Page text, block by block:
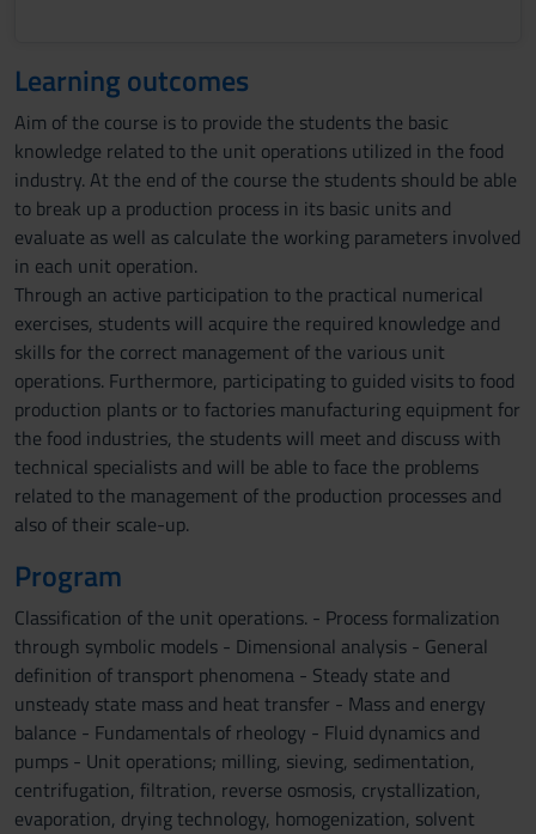
Learning outcomes
Aim of the course is to provide the students the basic
knowledge related to the unit operations utilized in the food
industry. At the end of the course the students should be able
to break up a production process in its basic units and
evaluate as well as calculate the working parameters involved
in each unit operation.
Through an active participation to the practical numerical
exercises, students will acquire the required knowledge and
skills for the correct management of the various unit
operations. Furthermore, participating to guided visits to food
production plants or to factories manufacturing equipment for
the food industries, the students will meet and discuss with
technical specialists and will be able to face the problems
related to the management of the production processes and
also of their scale-up.
Program
Classification of the unit operations. - Process formalization
through symbolic models - Dimensional analysis - General
definition of transport phenomena - Steady state and
unsteady state mass and heat transfer - Mass and energy
balance - Fundamentals of rheology - Fluid dynamics and
pumps - Unit operations; milling, sieving, sedimentation,
centrifugation, filtration, reverse osmosis, crystallization,
evaporation, drying technology, homogenization, solvent